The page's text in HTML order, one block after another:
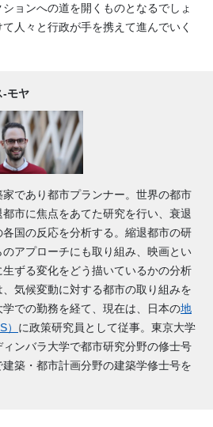
ョンへの道を開くものとなるでしょ
人々と行政が手を携えて進んでいく
-モヤ
であり都市プランナー。世界の都市
市に焦点をあてた研究を行い、衰退
国の反応を分析する。縮退都市の研
アプローチにも取り組み、映画とい
ずる変化をどう描いているかの分析
気候変動に対する都市の取り組みを
での勤務を経て、現在は、日本の地
） に政策研究員として従事。東京大学
ンバラ大学で都市研究分野の修士号
築・都市計画分野の建築学修士号を